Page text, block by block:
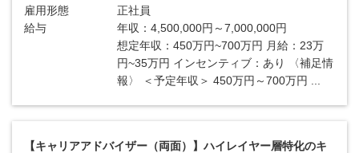
雇用形態
正社員
給与
年収：4,500,000円～7,000,000円
想定年収：450万円~700万円 月給：23万
円~35万円 インセンティブ：あり 〈補足情
報〉 ＜予定年収＞ 450万円～700万円 ...
【キャリアアドバイザー（両面）】ハイレイヤー層特化のキ